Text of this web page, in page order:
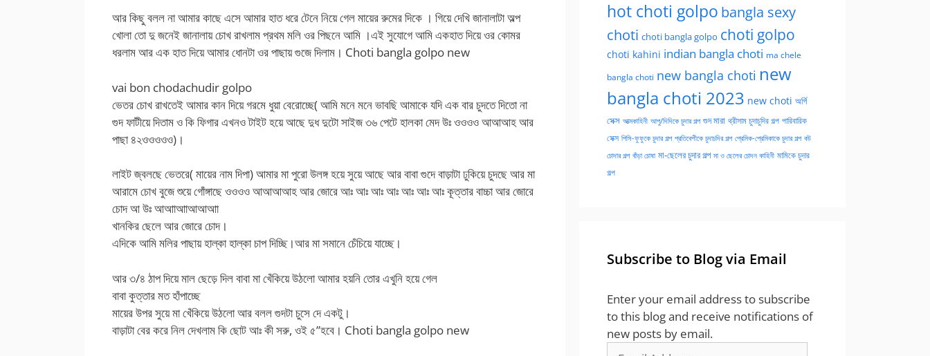
আর কিছু বলল না আমার কাছে এসে আমার হাত ধরে টেনে নিয়ে গেল মায়ের রুমের দিকে । গিয়ে দেখি জানালাটা অল্প
খোলা তো দু জনেই জানালায় চোখ রাখলাম প্রথম মলি ওর পিছনে আমি ।এই সুযোগে আমি একহাত দিয়ে ওর কোমর
ধরলাম আর এক হাত দিয়ে আমার ধোনটা ওর পাছায় গুজে দিলাম। Choti bangla golpo new
vai bon chodachudir golpo
ভেতর চোখ রাখতেই আমার কান দিয়ে গরমে ধুয়া বেরোচ্ছে( আমি মনে মনে ভাবছি আমাকে যদি এক বার চুদতে দিতো না
গুদ ফাটীয়ে দিতাম ও কি ফিগার এখনও টাইট হয়ে আছে দুধ দুটো সাইজ ৩৬ পেটে হালকা মেদ উঃ ওওওও আআআহ আর
পাছা ৪২ওওওওও)।
লাইট জ্বলছে ভেতরে( মায়ের নাম দিপা) আমার মা পুরো উলঙ্গ হয়ে সুয়ে আছে আর বাবা গুদে বাড়াটা ঢুকিয়ে চুদছে আর মা
আরামে চোখ বুজে শুয়ে গোঁঙ্গাছে ওওওও আআআআহ আর জোরে আঃ আঃ আঃ আঃ আঃ আঃ আঃ কূত্তার বাচ্চা আর জোরে
চোদ আ উঃ আআাআাআআআা
খানকির ছেলে আর জোরে চোদ।
এদিকে আমি মলির পাছায় হাল্কা হাল্কা চাপ দিচ্ছি।আর মা সমানে চেঁচিয়ে যাচ্ছে।
আর ৩/৪ ঠাপ দিয়ে মাল ছেড়ে দিল বাবা মা খেঁকিয়ে উঠলো আমার হয়নি তোর এখুনি হয়ে গেল
বাবা কুত্তার মত হাঁপাচ্ছে
মায়ের উপর সুয়ে মা খেঁকিয়ে উঠলো আর বলল গুদটা চুসে দে একটু।
বাড়াটা বের করে নিল দেখলাম কি ছোট আঃ কী সরু, ওই ৫”হবে। Choti bangla golpo new
hot choti golpo bangla sexy
choti choti bangla golpo choti golpo
choti kahini indian bangla choti ma chele
bangla choti new bangla choti new
bangla choti 2023 new choti অর্গি
সেক্স আত্মকাহিনী আপু/দিদিকে চুদার গল্প গুদ মারা থ্রীসাম চুদাচুদির গল্প পারিবারিক
সেক্স পিসি-ফুফুকে চুদার গল্প প্রতিবেশীকে চুদাচদির গল্প প্রেমিক-প্রেমিকাকে চুদার গল্প বউ
চোদার গল্প বাঁড়া চোষা মা-ছেলের চুদার গল্প মা ও ছেলের চোদন কাহিনী মামিকে চুদার
গল্প
Subscribe to Blog via Email
Enter your email address to subscribe
to this blog and receive notifications of
new posts by email.